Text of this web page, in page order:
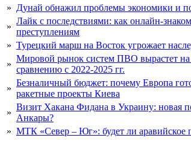
» Дунай обнажил проблемы экономики и
»
Лайк с последствиями: как онлайн-
преступлениям
» Турецкий марш на Восток угрожает
»
Мировой рынок систем ПВО вырастет на
сравнению с 2022-2025 гг.
»
Безналичный бюджет: почему Европа
ракетные проекты Киева
»
Визит Хакана Фидана в Украину: новая
Анкары?
» МТК «Север – Юг»: будет ли аравийское